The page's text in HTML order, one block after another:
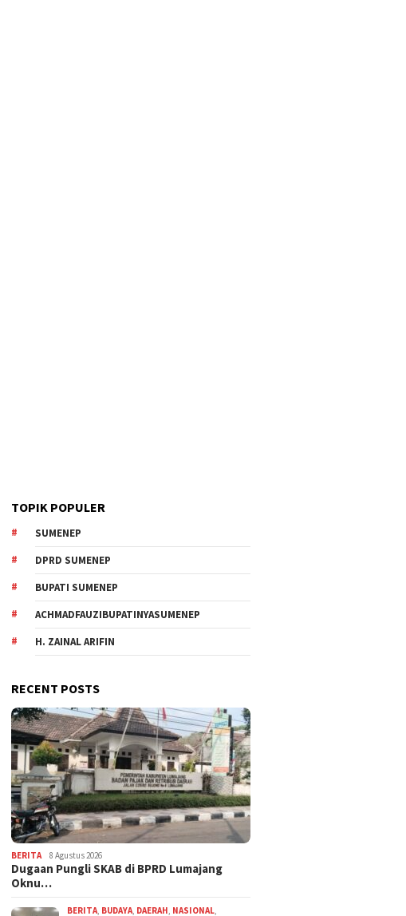
TOPIK POPULER
SUMENEP
DPRD SUMENEP
BUPATI SUMENEP
ACHMADFAUZIBUPATINYASUMENEP
H. ZAINAL ARIFIN
RECENT POSTS
BERITA 8 Agustus 2026
Dugaan Pungli SKAB di BPRD Lumajang
Oknu…
BERITA, BUDAYA, DAERAH, NASIONAL,